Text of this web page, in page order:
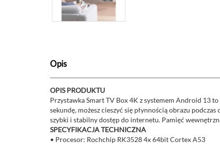
Opis
OPIS PRODUKTU
Przystawka Smart TV Box 4K z systemem Android 13
sekundę, możesz cieszyć się płynnością obrazu
szybki i stabilny dostęp do internetu. Pamięć
SPECYFIKACJA TECHNICZNA
• Procesor: Rochchip RK3528 4x 64bit Cortex A53